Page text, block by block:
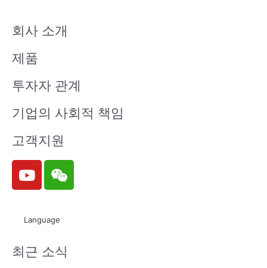
회사 소개
제품
투자자 관계
기업의 사회적 책임
고객지원
Y
o
u
e
W
e
i
n
Language
최근 소식